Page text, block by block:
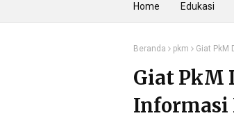
Home Edukasi
Beranda pkm Giat PkM
Giat PkM
Informasi